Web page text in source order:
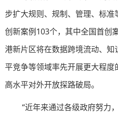
步扩大规则、规制、管理、标
创新案例103个，其中全国首创
港新片区将在数据跨境流动、
平竞争等领域率先开展更大程
高水平对外开放探路破局。
“近年来通过各级政府努力